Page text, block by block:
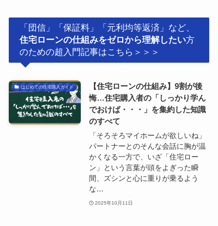
「団信」「保証料」「元利均等返済」など、
住宅ローンの仕組みをゼロから理解したい方
のための超入門記事はこちら＞＞＞
はじめての住宅購入ガイド
【住宅ローンの仕組み】9割が後
悔…住宅購入者の「しっかり学ん
でおけば・・・」を集約した知識
のすべて
「そろそろマイホームが欲しいね」
パートナーとのそんな会話に胸が温
かくなる一方で、いざ「住宅ロー
ン」という言葉が頭をよぎった瞬
間、ズシンと心に重りが乗るよう
な…
2025年10月11日